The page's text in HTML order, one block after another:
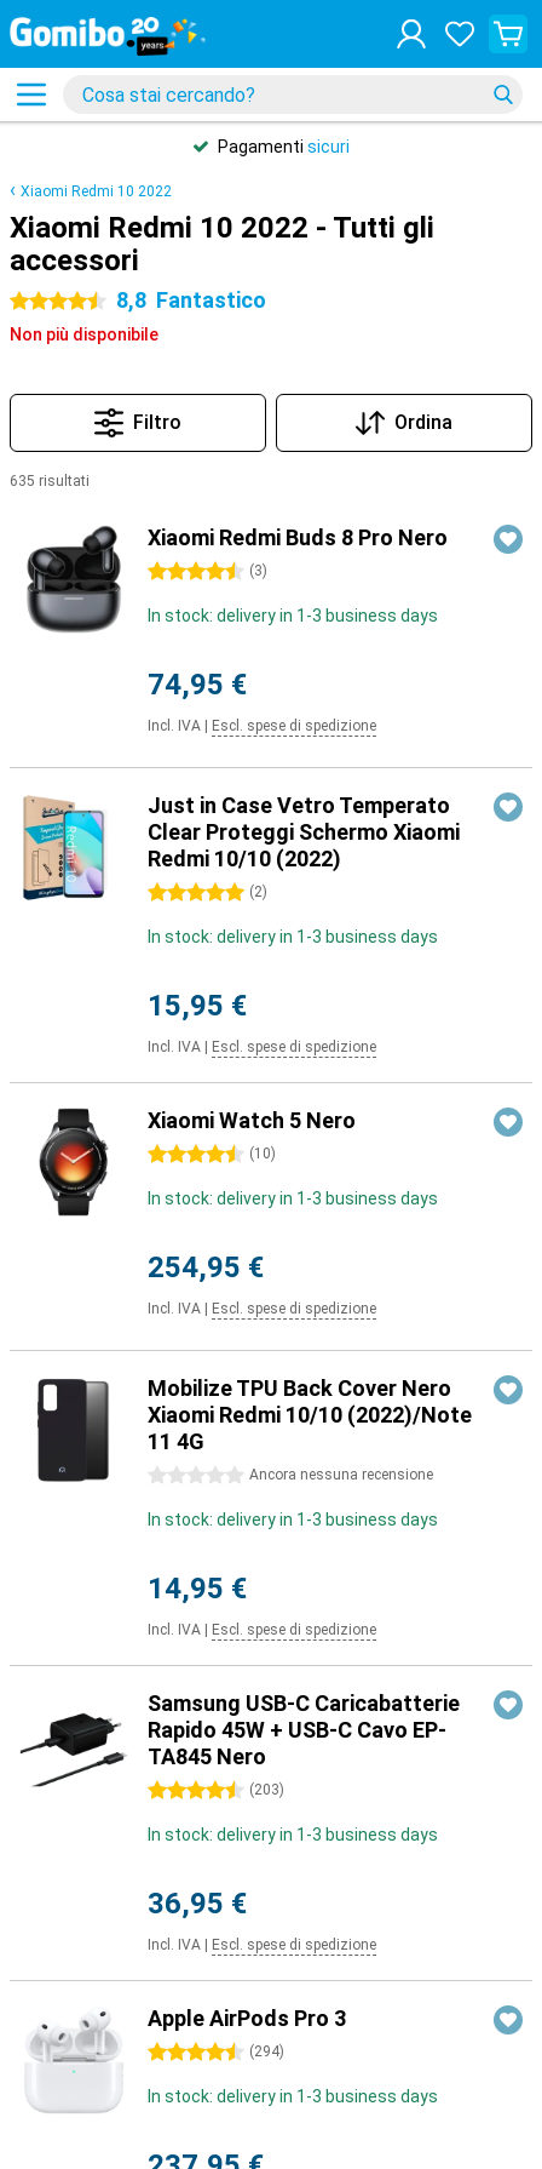
Pagamenti sicuri
Xiaomi Redmi 10 2022
Xiaomi Redmi 10 2022 - Tutti gli
accessori
4.5 stelle 8,8 Fantastico
Non più disponibile
Filtro Ordina
635 risultati
Xiaomi Redmi Buds 8 Pro Nero
4.5 stelle (3)
In stock: delivery in 1-3 business days
74,95 €
Incl. IVA Escl. spese di spedizione
Just in Case Vetro Temperato
Clear Proteggi Schermo Xiaomi
Redmi 10/10 (2022)
5 stelle (2)
In stock: delivery in 1-3 business days
15,95 €
Incl. IVA Escl. spese di spedizione
Xiaomi Watch 5 Nero
4.5 stelle (10)
In stock: delivery in 1-3 business days
254,95 €
Incl. IVA Escl. spese di spedizione
Mobilize TPU Back Cover Nero
Xiaomi Redmi 10/10 (2022)/Note
11 4G
0 stelle Ancora nessuna recensione
In stock: delivery in 1-3 business days
14,95 €
Incl. IVA Escl. spese di spedizione
Samsung USB-C Caricabatterie
Rapido 45W + USB-C Cavo EP-
TA845 Nero
4.5 stelle (203)
In stock: delivery in 1-3 business days
36,95 €
Incl. IVA Escl. spese di spedizione
Apple AirPods Pro 3
4.5 stelle (294)
In stock: delivery in 1-3 business days